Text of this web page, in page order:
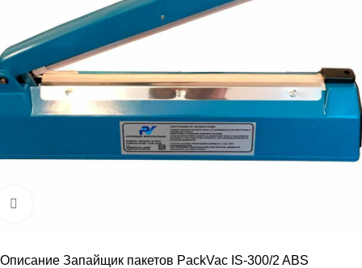
Описание Запайщик пакетов PackVac IS-300/2 ABS